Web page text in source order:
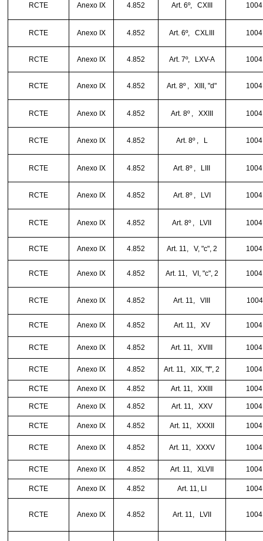
RCTE Anexo IX 4.852 Art. 6º, CXIII
RCTE Anexo IX 4.852 Art. 6º, CXLIII
RCTE Anexo IX 4.852 Art. 7º, LXV-A
RCTE Anexo IX 4.852 Art. 8º , XIII, "d"
RCTE Anexo IX 4.852 Art. 8º , XXIII
RCTE Anexo IX 4.852 Art. 8º , L
RCTE Anexo IX 4.852 Art. 8º , LIII
RCTE Anexo IX 4.852 Art. 8º , LVI
RCTE Anexo IX 4.852 Art. 8º , LVII
RCTE Anexo IX 4.852 Art. 11, V, "c", 2
RCTE Anexo IX 4.852 Art. 11, VI, "c", 2
RCTE Anexo IX 4.852 Art. 11, VIII
RCTE Anexo IX 4.852 Art. 11, XV
RCTE Anexo IX 4.852 Art. 11, XVIII
RCTE Anexo IX 4.852 Art. 11, XIX, "f", 2
RCTE Anexo IX 4.852 Art. 11, XXIII
RCTE Anexo IX 4.852 Art. 11, XXV
RCTE Anexo IX 4.852 Art. 11, XXXII
RCTE Anexo IX 4.852 Art. 11, XXXV
RCTE Anexo IX 4.852 Art. 11, XLVII
RCTE Anexo IX 4.852 Art. 11, LI
RCTE Anexo IX 4.852 Art. 11, LVII